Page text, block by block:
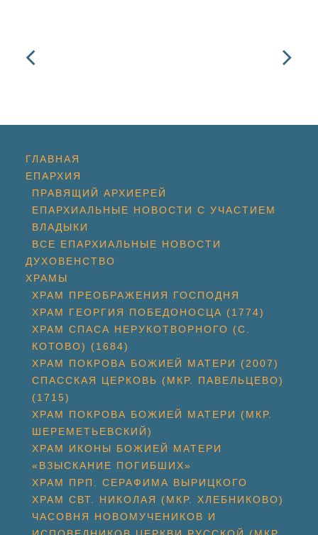
ГЛАВНАЯ
ЕПАРХИЯ
ПРАВЯЩИЙ АРХИЕРЕЙ
ЕПАРХИАЛЬНЫЕ НОВОСТИ С УЧАСТИЕМ
ВЛАДЫКИ
ВСЕ ЕПАРХИАЛЬНЫЕ НОВОСТИ
ДУХОВЕНСТВО
ХРАМЫ
ХРАМ ПРЕОБРАЖЕНИЯ ГОСПОДНЯ
ХРАМ ГЕОРГИЯ ПОБЕДОНОСЦА (1774)
ХРАМ СПАСА НЕРУКОТВОРНОГО (С.
КОТОВО) (1684)
ХРАМ ПОКРОВА БОЖИЕЙ МАТЕРИ (2007)
СПАССКАЯ ЦЕРКОВЬ (МКР. ПАВЕЛЬЦЕВО)
(1715)
ХРАМ ПОКРОВА БОЖИЕЙ МАТЕРИ (МКР.
ШЕРЕМЕТЬЕВСКИЙ)
ХРАМ ИКОНЫ БОЖИЕЙ МАТЕРИ
«ВЗЫСКАНИЕ ПОГИБШИХ»
ХРАМ ПРП. СЕРАФИМА ВЫРИЦКОГО
ХРАМ СВТ. НИКОЛАЯ (МКР. ХЛЕБНИКОВО)
ЧАСОВНЯ НОВОМУЧЕНИКОВ И